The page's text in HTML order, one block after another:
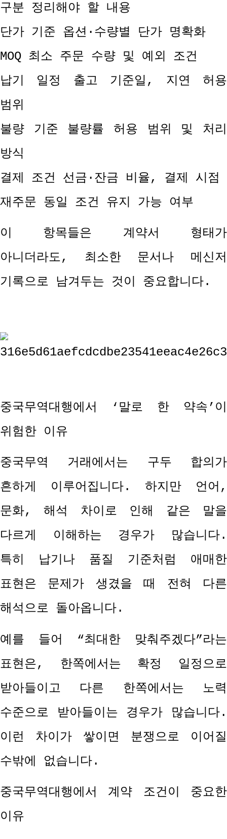
구분 정리해야 할 내용
단가 기준 옵션 · 수량별 단가 명확화
MOQ 최소 주문 수량 및 예외 조건
납기 일정 출고 기준일 , 지연 허용
범위
불량 기준 불량률 허용 범위 및 처리
방식
결제 조건 선금 · 잔금 비율, 결제 시점
재주문 동일 조건 유지 가능 여부
이 항목들은 계약서 형태가
아니더라도, 최소한 문서나 메신저
기록으로 남겨두는 것이 중요합니다.
중국무역대행에서 ‘ 말로 한 약속’ 이
위험한 이유
중국무역 거래에서는 구두 합의가
흔하게 이루어집니다. 하지만 언어 ,
문화,해석 차이로 인해 같은 말을
다르게 이해하는 경우가 많습니다.
특히 납기나 품질 기준처럼 애매한
표현은 문제가 생겼을 때 전혀 다른
해석으로 돌아옵니다.
예를 들어 “최대한 맞춰주겠다”라는
표현은, 한쪽에서는 확정 일정으로
받아들이고 다른 한쪽에서는 노력
수준으로 받아들이는 경우가 많습니다.
이런 차이가 쌓이면 분쟁으로 이어질
수밖에 없습니다.
중국무역대행에서 계약 조건이 중요한
이유